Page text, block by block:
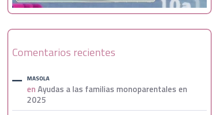
Comentarios recientes
MASOLA
enAyudas a las familias monoparentales en
2025